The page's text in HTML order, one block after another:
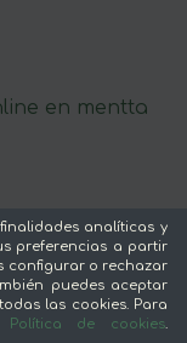
en mentta
analíticas y
preferencias a partir
configurar o rechazar
puedes aceptar
las cookies. Para
Política de cookies.